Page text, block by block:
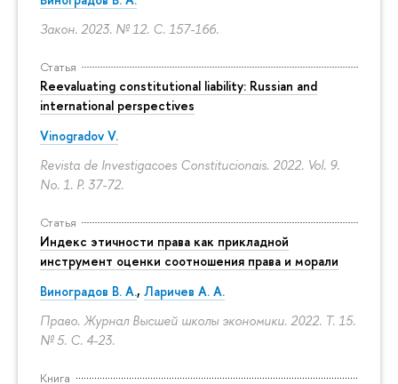
Закон. 2023. № 12. С. 157-166.
Статья
Reevaluating constitutional liability: Russian and
international perspectives
Vinogradov V.
Revista de Investigacoes Constitucionais. 2022. Vol. 9.
No. 1. P. 37-72.
Статья
Индекс этичности права как прикладной
инструмент оценки соотношения права и морали
Виноградов В. А., Ларичев А. А.
Право. Журнал Высшей школы экономики. 2022. Т. 15.
№ 5. С. 4-23.
Книга